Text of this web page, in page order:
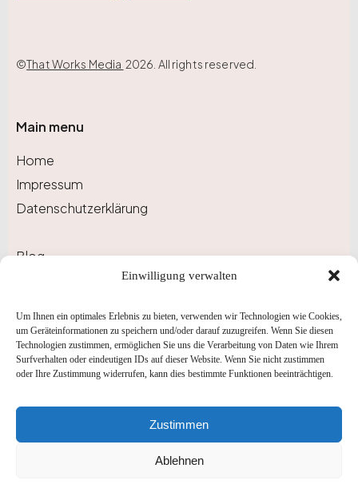
Einwilligung verwalten
Um Ihnen ein optimales Erlebnis zu bieten, verwenden wir Technologien wie Cookies,
um Geräteinformationen zu speichern und/oder darauf zuzugreifen. Wenn Sie diesen
Technologien zustimmen, ermöglichen Sie uns die Verarbeitung von Daten wie Ihrem
Surfverhalten oder eindeutigen IDs auf dieser Website. Wenn Sie nicht zustimmen
oder Ihre Zustimmung widerrufen, kann dies bestimmte Funktionen beeinträchtigen.
Zustimmen
Ablehnen
©That Works Media 2026. All rights reserved.
Main menu
Home
Impressum
Datenschutzerklärung
Blog
Newsletter
Abonnieren Sie unseren Newsletter, um auf dem
Angebote zu erhalten!